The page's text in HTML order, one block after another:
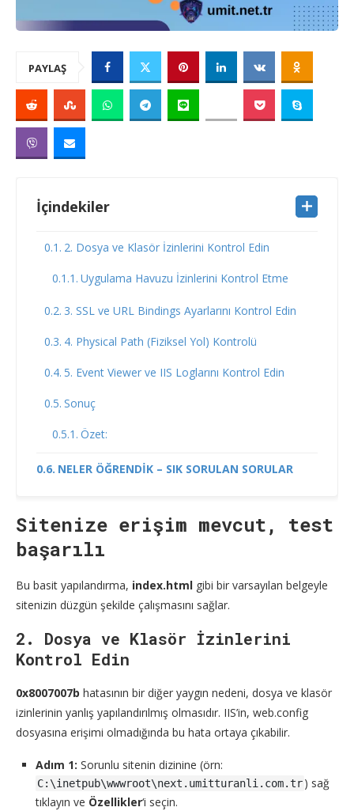
PAYLAŞ
İçindekiler
2. Dosya ve Klasör İzinlerini Kontrol Edin
Uygulama Havuzu İzinlerini Kontrol Etme
3. SSL ve URL Bindings Ayarlarını Kontrol Edin
4. Physical Path (Fiziksel Yol) Kontrolü
5. Event Viewer ve IIS Loglarını Kontrol Edin
Sonuç
Özet:
NELER ÖĞRENDİK – SIK SORULAN SORULAR
Sitenize erişim mevcut, test
başarılı
Bu basit yapılandırma, index.html gibi bir varsayılan belgeyle
sitenizin düzgün şekilde çalışmasını sağlar.
2. Dosya ve Klasör İzinlerini
Kontrol Edin
0x8007007b hatasının bir diğer yaygın nedeni, dosya ve klasör
izinlerinin yanlış yapılandırılmış olmasıdır. IIS’in, web.config
dosyasına erişimi olmadığında bu hata ortaya çıkabilir.
Adım 1: Sorunlu sitenin dizinine (örn:
C:\inetpub\wwwroot\next.umitturanli.com.tr) sağ
tıklayın ve Özellikler‘i seçin.